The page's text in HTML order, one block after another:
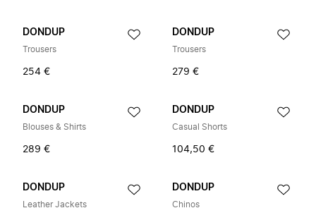
DONDUP
Trousers
254 €
DONDUP
Trousers
279 €
DONDUP
Blouses & Shirts
289 €
DONDUP
Casual Shorts
104,50 €
DONDUP
Leather Jackets
DONDUP
Chinos